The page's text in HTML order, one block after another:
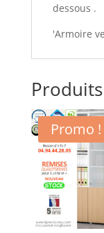
dessous .
'Armoire
Promo !